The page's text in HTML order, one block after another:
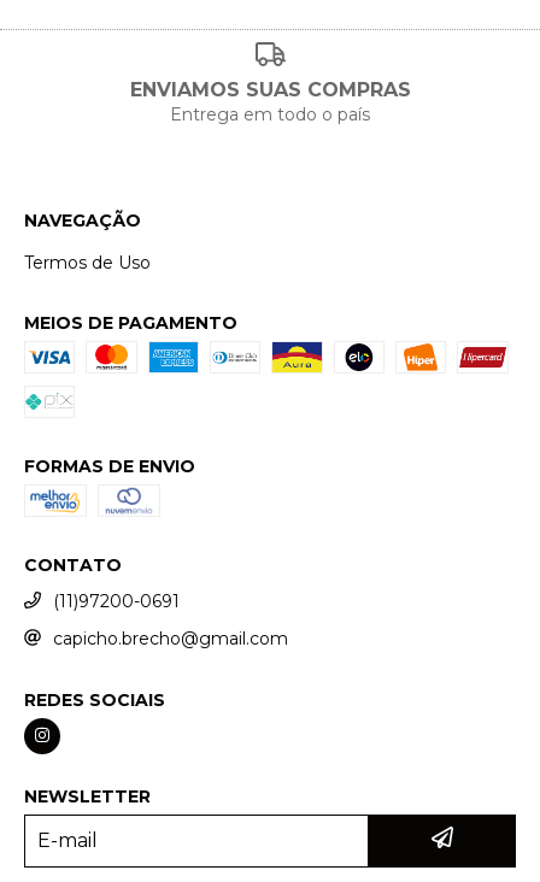
ENVIAMOS SUAS COMPRAS
Entrega em todo o país
NAVEGAÇÃO
Termos de Uso
MEIOS DE PAGAMENTO
FORMAS DE ENVIO
CONTATO
(11)97200-0691
capicho.brecho@gmail.com
REDES SOCIAIS
NEWSLETTER